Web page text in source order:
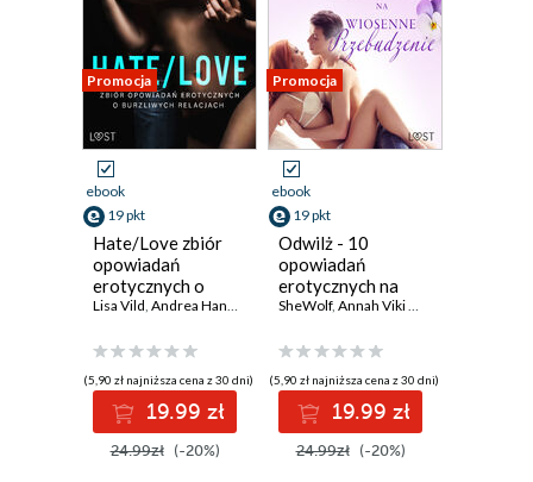
Promocja
ebook
19 pkt
Hate/Love zbiór
opowiadań
erotycznych o
burzliwych
Lisa Vild, Andrea Hansen SheWolf,Annah Viki M.,Ewa Maciejczuk
(5,90 zł najniższa cena z 30 dni)
19.99 zł
24.99zł (-20%)
Promocja
ebook
19 pkt
Odwilż - 10
opowiadań
erotycznych na
wiosenne
SheWolf, Annah Viki M.
(5,90 zł najniższa cena z 30 dni)
19.99 zł
24.99zł (-20%)